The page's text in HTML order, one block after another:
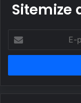
Sitemize
posta
adresinizi